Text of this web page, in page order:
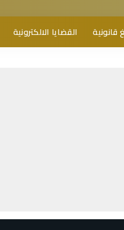
قانونية القضايا الالكترونية